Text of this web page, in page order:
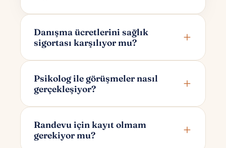
Danışma ücretlerini sağlık
sigortası karşılıyor mu?
sunmaktadır; bu nedenle ücretler sağlık
sigortaları tarafından karşılanmamaktadır.
Psikolog ile görüşmeler nasıl
gerçekleşiyor?
üzerinden yapılır. Randevunuzu
oluşturduktan sonra yalnızca size ve
Randevu için kayıt olmam
gerekiyor mu?